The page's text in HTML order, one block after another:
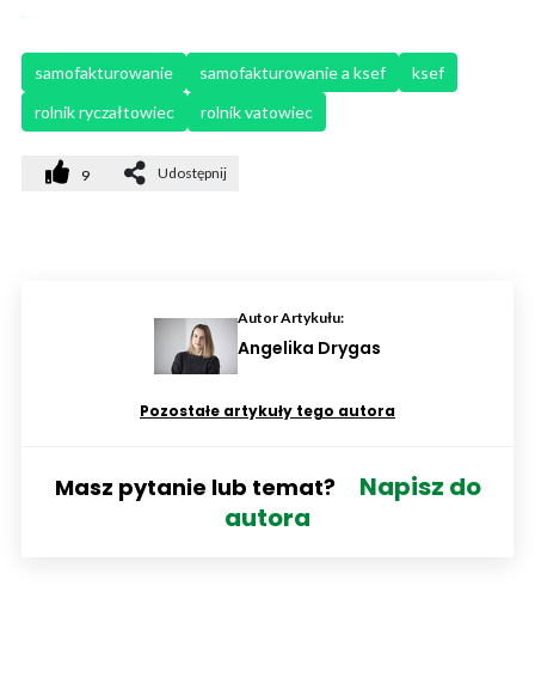
samofakturowanie samofakturowanie a ksef
ksef
rolnik ryczałtowiec
rolnik vatowiec
9 Udostępnij
Autor Artykułu:
Angelika Drygas
Pozostałe artykuły tego autora
Masz pytanie lub temat?
Napisz do
autora